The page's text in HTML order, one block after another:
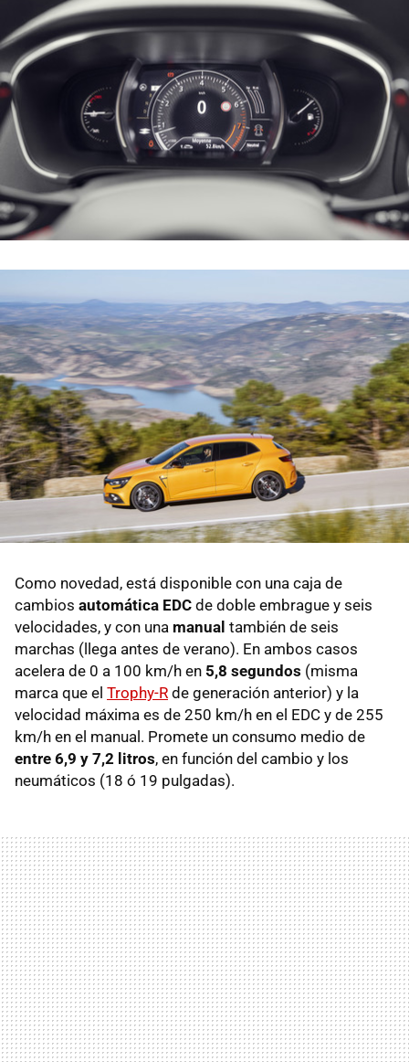
Como novedad, está disponible con una caja de
cambios automática EDC de doble embrague y seis
velocidades, y con una manual también de seis
marchas (llega antes de verano). En ambos casos
acelera de 0 a 100 km/h en 5,8 segundos (misma
marca que el Trophy-R de generación anterior) y la
velocidad máxima es de 250 km/h en el EDC y de 255
km/h en el manual. Promete un consumo medio de
entre 6,9 y 7,2 litros, en función del cambio y los
neumáticos (18 ó 19 pulgadas).